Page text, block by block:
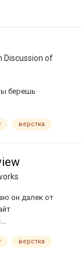
Discussion of
берешь
верстка
он далек от
верстка